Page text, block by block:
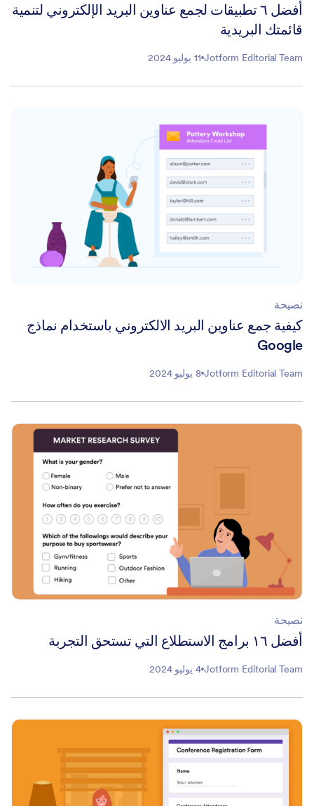
أفضل ٦ تطبيقات لجمع عناوين البريد الإلكتروني لتنمية
قائمتك البريدية
Jotform Editorial Team 11 يوليو 2024
نصيحة
كيفية جمع عناوين البريد الالكتروني باستخدام نماذج
Google
Jotform Editorial Team 8 يوليو 2024
نصيحة
أفضل ١٦ برامج الاستطلاع التي تستحق التجربة
Jotform Editorial Team 4 يوليو 2024